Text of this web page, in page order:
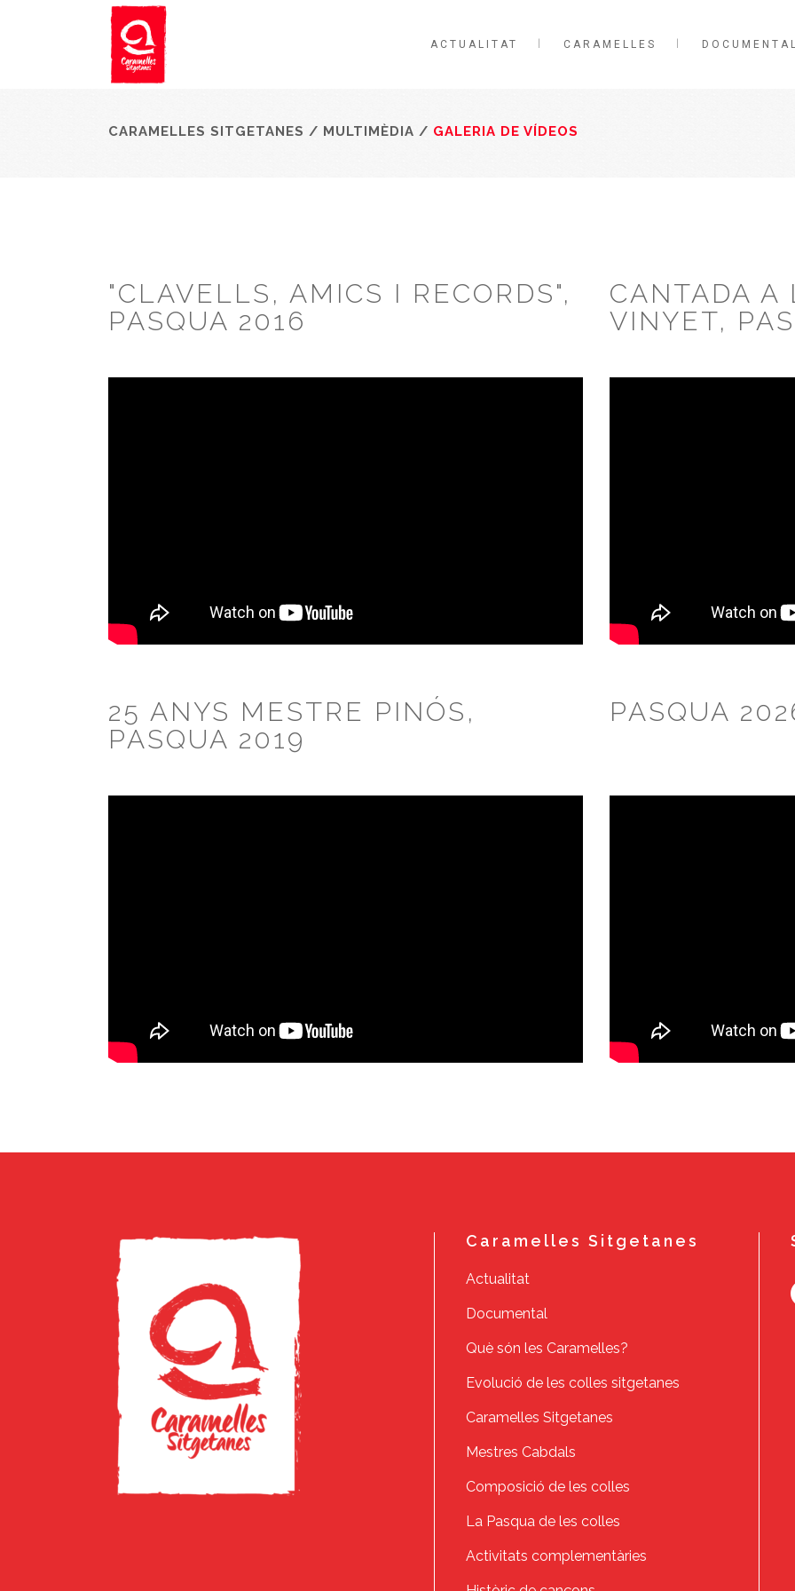
ACTUALITAT CARAMELLES
CARAMELLES SITGETANES / MULTIMÈDIA / GALERIA DE VÍDEOS
"CLAVELLS, AMICS I RECORDS",
PASQUA 2016
CANTADA A
VINYET,
25 ANYS MESTRE PINÓS,
PASQUA 2019
PASQUA
Caramelles Sitgetanes
Actualitat
Documental
Què són les Caramelles?
Evolució de les colles sitgetanes
Caramelles Sitgetanes
Mestres Cabdals
Composició de les colles
La Pasqua de les colles
Activitats complementàries